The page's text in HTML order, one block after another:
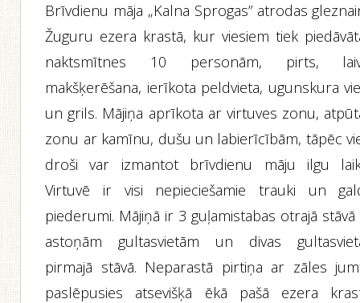
Brīvdienu māja „Kalna Sprogas” atrodas
Žuguru ezera krastā, kur viesiem tiek
naktsmītnes 10 personām, pirts,
makšķerēšana, ierīkota peldvieta, ugunskura
un grils. Mājiņa aprīkota ar virtuves zonu,
zonu ar kamīnu, dušu un labierīcībām, tāpēc
droši var izmantot brīvdienu māju ilgu
Virtuvē ir visi nepieciešamie trauki un
piederumi. Mājiņā ir 3 guļamistabas otrajā stāvā
astoņām gultasvietām un divas
pirmajā stāvā. Neparastā pirtiņa ar zāles
paslēpusies atsevišķā ēkā pašā ezera